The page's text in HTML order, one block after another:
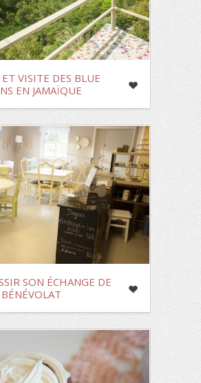
VISITE DES BLUE
EN JAMAÏQUE
SON ÉCHANGE DE